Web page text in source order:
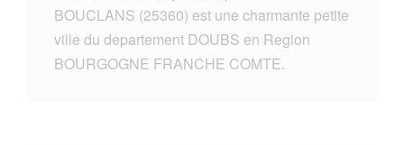
BOUCLANS (25360) est une charmante petite
ville du departement DOUBS en Region
BOURGOGNE FRANCHE COMTE.